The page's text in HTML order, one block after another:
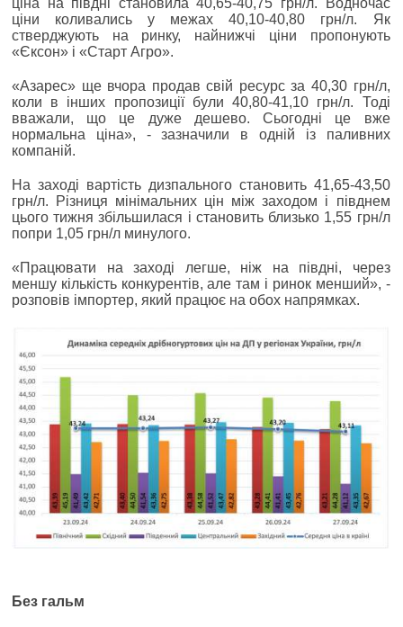
ціни коливались у межах 40,10-40,80 грн/л. Як
стверджують на ринку, найнижчі ціни пропонують
«Єксон» і «Старт Агро».
«Азарес» ще вчора продав свій ресурс за 40,30 грн/л,
коли в інших пропозиції були 40,80-41,10 грн/л. Тоді
вважали, що це дуже дешево. Сьогодні це вже
нормальна ціна», - зазначили в одній із паливних
компаній.
На заході вартість дизпального становить 41,65-43,50
грн/л. Різниця мінімальних цін між заходом і півднем
цього тижня збільшилася і становить близько 1,55 грн/л
попри 1,05 грн/л минулого.
«Працювати на заході легше, ніж на півдні, через
меншу кількість конкурентів, але там і ринок менший», -
розповів імпортер, який працює на обох напрямках.
Без гальм